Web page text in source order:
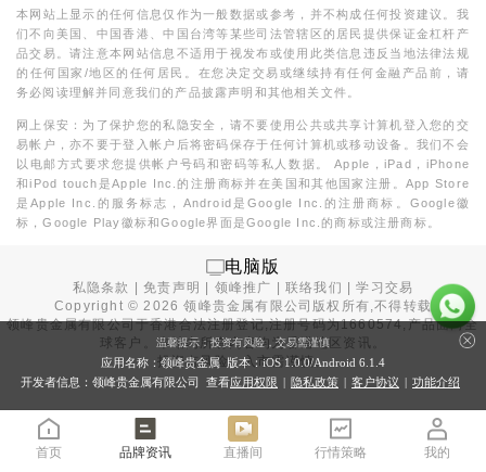
本网站上显示的任何信息仅作为一般数据或参考，并不构成任何投资建议。我
们不向美国、中国香港、中国台湾等某些司法管辖区的居民提供保证金杠杆产
品交易。请注意本网站信息不适用于视发布或使用此类信息违反当地法律法规
的任何国家/地区的任何居民。在您决定交易或继续持有任何金融产品前，请
务必阅读理解并同意我们的产品披露声明和其他相关文件。
网上保安：为了保护您的私隐安全，请不要使用公共或共享计算机登入您的交
易帐户，亦不要于登入帐户后将密码保存于任何计算机或移动设备。我们不会
以电邮方式要求您提供帐户号码和密码等私人数据。 Apple，iPad，iPhone
和iPod touch是Apple Inc.的注册商标并在美国和其他国家注册。App Store
是Apple Inc.的服务标志，Android是Google Inc.的注册商标。Google徽
标，Google Play徽标和Google界面是Google Inc.的商标或注册商标。
电脑版
私隐条款 |免责声明 | 领峰推广 |联络我们 |学习交易
Copyright © 2026 领峰贵金属有限公司版权所有,不得转载
领峰贵金属有限公司于香港合法注册登记,注册号码为1660574,产品面向全
球客户。本站内所有内容均为香港地区资讯。
投资有风险，入市需谨慎。
首页 品牌资讯 直播间 行情策略 我的
温馨提示：投资有风险，交易需谨慎
应用名称：领峰贵金属 版本：iOS 1.0.0/Android 6.1.4
开发者信息：领峰贵金属有限公司 查看应用权限 | 隐私政策 | 客户协议 | 功能介绍